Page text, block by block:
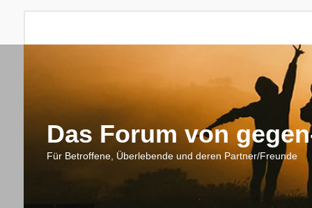
Das Forum von
Für Betroffene, Überlebende und deren Partner/Freunde